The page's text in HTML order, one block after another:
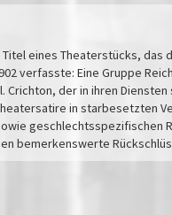
eines Theaterstücks, das
verfasste: Eine Gruppe
Crichton, der in ihren
in starbesetzten
geschlechtsspezifischen
bemerkenswerte